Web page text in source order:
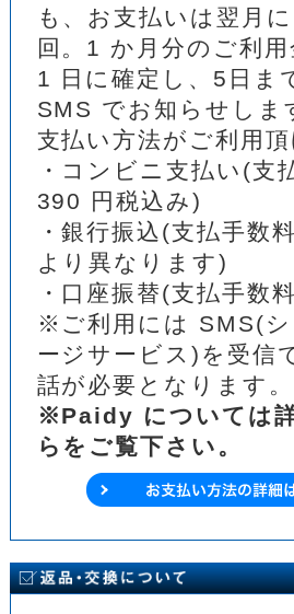
も、お支払いは翌月
回。1 か月分のご利用
1 日に確定し、5日ま
SMS でお知らせしま
支払い方法がご利用頂
・コンビニ支払い(支
390 円税込み)
・銀行振込(支払手数
より異なります)
・口座振替(支払手数
※ご利用には SMS(シ
ージサービス)を受信
話が必要となります。
※Paidy については
らをご覧下さい。